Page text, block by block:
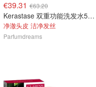
€39.31 €63.20
Kerastase 双重功能洗发水500ml
净澈头皮 洁净发丝
Parfumdreams